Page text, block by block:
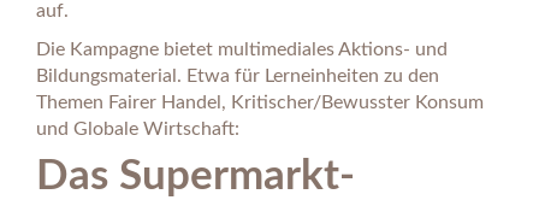
auf.
Die Kampagne bietet multimediales Aktions- und
Bildungsmaterial. Etwa für Lerneinheiten zu den
Themen Fairer Handel, Kritischer/Bewusster Konsum
und Globale Wirtschaft:
Das Supermarkt-